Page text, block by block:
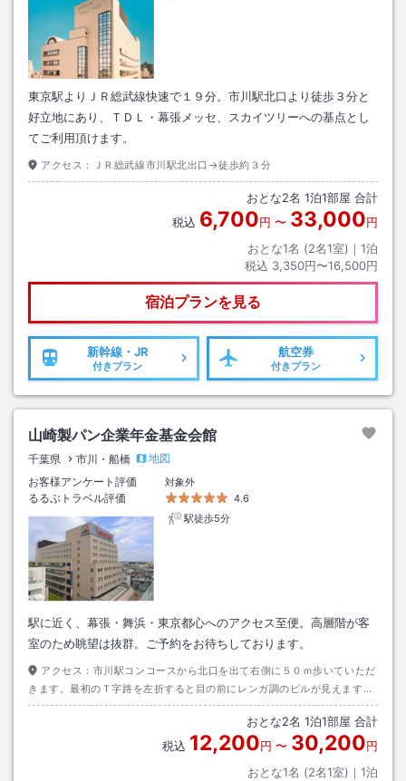
東京駅よりＪＲ総武線快速で１９分。市川駅北口より徒歩３分と
好立地にあり、ＴＤＬ・幕張メッセ、スカイツリーへの基点とし
てご利用頂けます。
アクセス： ＪＲ総武線市川駅北出口→徒歩約３分
おとな2名 1泊1部屋 合計
税込 6,700円 〜 33,000円
おとな1名 (2名1室)｜ 1泊
税込 3,350円〜16,500円
宿泊プランを見る
新幹線・JR
付きプラン
航空券
付きプラン
山崎製パン企業年金基金会館
千葉県 市川・船橋
地図
お客様アンケート評価
対象外
るるぶトラベル評価
4.6
駅徒歩5分
駅に近く、幕張・舞浜・東京都心へのアクセス至便。高層階が客
室のため眺望は抜群。ご予約をお待ちしております。
アクセス： 市川駅コンコースから北口を出て右側に５０ｍ歩いていただ
きます。最初のＴ字路を左折すると目の前にレンガ調のビルが見えます。
屋上に「yamazaki」と「太陽マーク」の看板があります。
おとな2名 1泊1部屋 合計
税込 12,200円 〜 30,200円
おとな1名 (2名1室)｜ 1泊